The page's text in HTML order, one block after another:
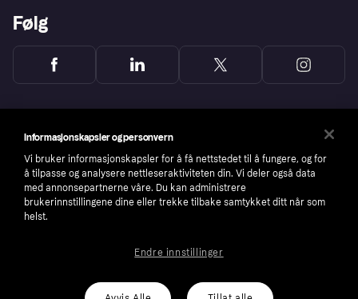
Følg
number: 556737-0431
Informasjonskapsler og personvern
Vi bruker informasjonskapsler for å få nettstedet til å fungere, og for
å tilpasse og analysere nettleseraktiviteten din. Vi deler også data
med annonsepartnerne våre. Du kan administrere
brukerinnstillingene dine eller trekke tilbake samtykket ditt når som
helst.
Endre innstillinger